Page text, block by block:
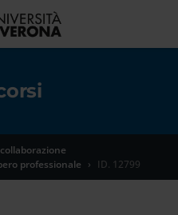
professionale
ID. 12799